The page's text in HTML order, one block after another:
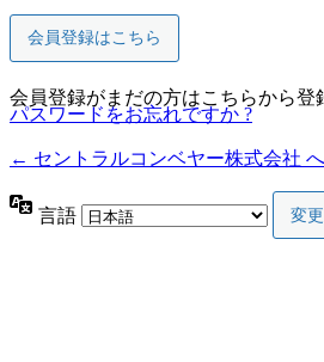
会員登録はこちら
会員登録がまだの方はこちらから登
パスワードをお忘れですか ?
← セントラルコンベヤー株式会社
言語